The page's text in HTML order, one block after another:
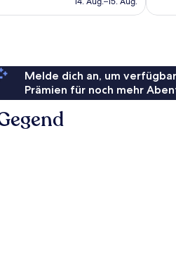
Melde dich an, um
Prämien für noch mehr